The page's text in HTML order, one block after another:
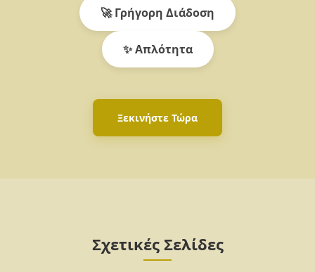
🚀 Γρήγορη Διάδοση
✨ Απλότητα
Ξεκινήστε Τώρα
Σχετικές Σελίδες